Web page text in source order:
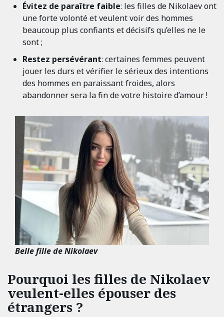
Évitez de paraître faible: les filles de Nikolaev ont
une forte volonté et veulent voir des hommes
beaucoup plus confiants et décisifs qu’elles ne le
sont ;
Restez persévérant: certaines femmes peuvent
jouer les durs et vérifier le sérieux des intentions
des hommes en paraissant froides, alors
abandonner sera la fin de votre histoire d’amour !
Belle fille de Nikolaev
Pourquoi les filles de Nikolaev
veulent-elles épouser des
étrangers ?